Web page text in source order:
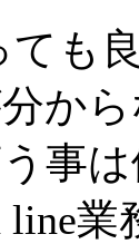
ても
か
事
line